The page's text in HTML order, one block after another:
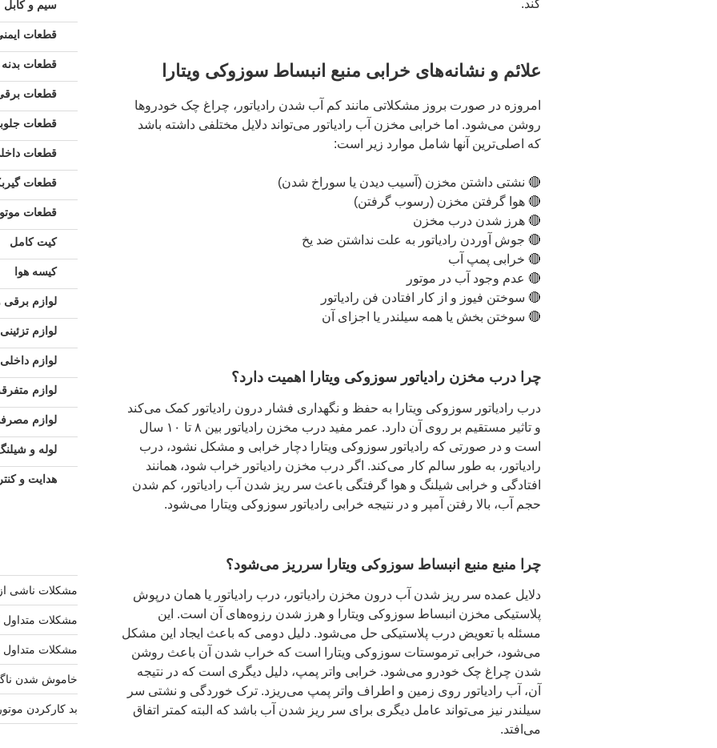
کند.
علائم و نشانه‌های خرابی منبع انبساط سوزوکی ویتارا
امروزه در صورت بروز مشکلاتی مانند کم آب شدن رادیاتور، چراغ چک خودروها
روشن می‌شود. اما خرابی مخزن آب رادیاتور می‌تواند دلایل مختلفی داشته باشد
که اصلی‌ترین آنها شامل موارد زیر است:
🔴 نشتی داشتن مخزن (آسیب دیدن یا سوراخ شدن)
🔴 هوا گرفتن مخزن (رسوب گرفتن)
🔴 هرز شدن درب مخزن
🔴 جوش آوردن رادیاتور به علت نداشتن ضد یخ
🔴 خرابی پمپ آب
🔴 عدم وجود آب در موتور
🔴 سوختن فیوز و از کار افتادن فن رادیاتور
🔴 سوختن بخش یا همه سیلندر یا اجزای آن
چرا درب مخزن رادیاتور سوزوکی ویتارا اهمیت دارد؟
درب رادیاتور سوزوکی ویتارا به حفظ و نگهداری فشار درون رادیاتور کمک می‌کند
و تاثیر مستقیم بر روی آن دارد. عمر مفید درب مخزن رادیاتور بین ۸ تا ۱۰ سال
است و در صورتی که رادیاتور سوزوکی ویتارا دچار خرابی و مشکل نشود، درب
رادیاتور، به طور سالم کار می‌کند. اگر درب مخزن رادیاتور خراب شود، همانند
افتادگی و خرابی شیلنگ و هوا گرفتگی باعث سر ریز شدن آب رادیاتور، کم شدن
حجم آب، بالا رفتن آمپر و در نتیجه خرابی رادیاتور سوزوکی ویتارا می‌شود.
چرا منبع منبع انبساط سوزوکی ویتارا سرریز می‌شود؟
دلایل عمده سر ریز شدن آب درون مخزن رادیاتور، درب رادیاتور یا همان درپوش
پلاستیکی مخزن انبساط سوزوکی ویتارا و هرز شدن رزوه‌های آن است. این
مسئله با تعویض درب پلاستیکی حل می‌شود. دلیل دومی که باعث ایجاد این مشکل
می‌شود، خرابی ترموستات سوزوکی ویتارا است که خراب شدن آن باعث روشن
شدن چراغ چک خودرو می‌شود. خرابی واتر پمپ، دلیل دیگری است که در نتیجه
آن، آب رادیاتور روی زمین و اطراف واتر پمپ می‌ریزد. ترک خوردگی و نشتی سر
سیلندر نیز می‌تواند عامل دیگری برای سر ریز شدن آب باشد که البته کمتر اتفاق
می‌افتد.
سیم و کابل
قطعات
قطعات بدنه
قطعات
قطعات
قطعات
قطعات
قطعات
کیت کامل
کیسه هوا
لوازم برقی
لوازم تزئینی
لوازم
لوازم
لوازم
لوله و
هدایت و
مشکلات ناشی
مشکلات متداول
مشکلات
خاموش شدن
بد کارکردن